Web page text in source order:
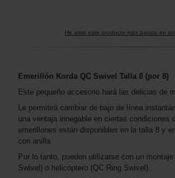
He visto este producto más barato en
Emerillón Korda QC Swivel Talla 8 (por 8)
Este pequeño accesorio hará las delicias de
Le permitirá cambiar de bajo de línea
una ventaja innegable en ciertas condiciones
emerillones están disponibles en la talla 8 y
con anilla.
Por lo tanto, pueden utilizarse con un
Swivel) o helicóptero (QC Ring Swivel).